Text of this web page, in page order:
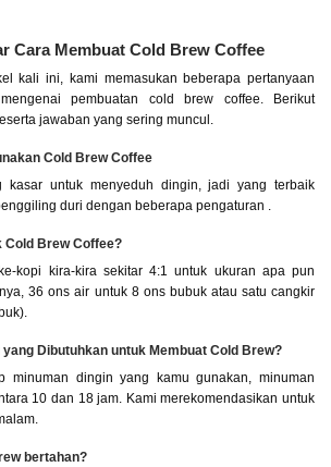
Cara Membuat Cold Brew Coffee
kali ini, kami memasukan beberapa pertanyaan
pembuatan cold brew coffee. Berikut
jawaban yang sering muncul.
Cold Brew Coffee
kasar untuk menyeduh dingin, jadi yang terbaik
duri dengan beberapa pengaturan .
Cold Brew Coffee?
kopi kira-kira sekitar 4:1 untuk ukuran apa pun
36 ons air untuk 8 ons bubuk atau satu cangkir
Dibutuhkan untuk Membuat Cold Brew?
minuman dingin yang kamu gunakan, minuman
10 dan 18 jam. Kami merekomendasikan untuk
bertahan?